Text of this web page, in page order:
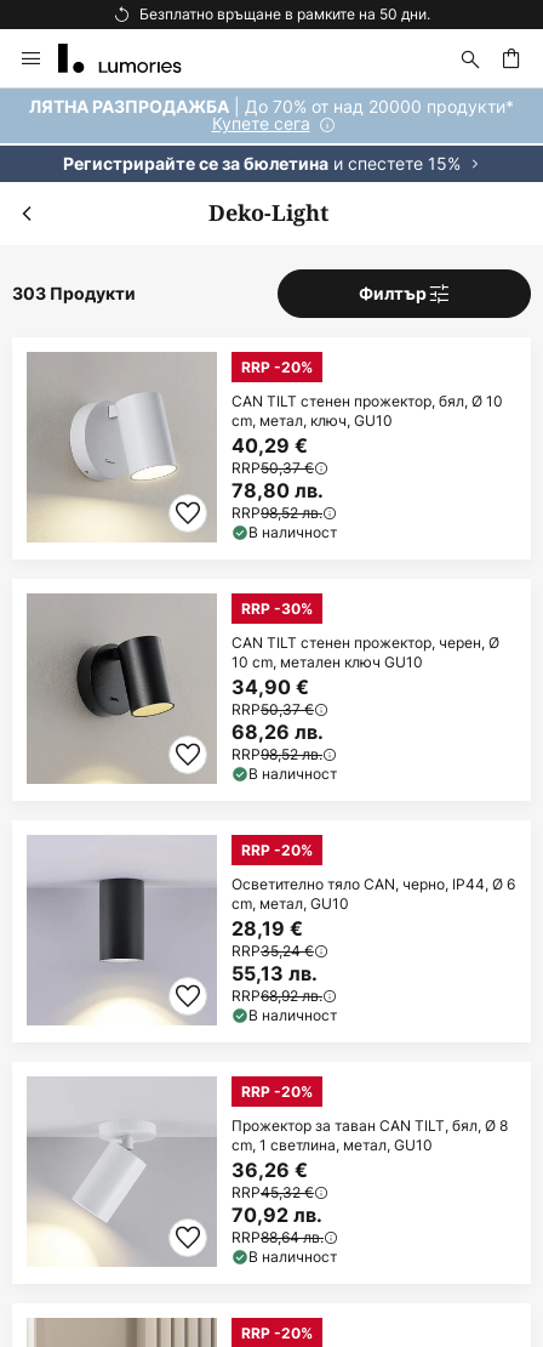
Безплатна доставка над 92 €.
Прескачане
към
съдържанието
ЛЯТНА РАЗПРОДАЖБА | До 70% от над 20000 продукти*
Купете сега
Регистрирайте се за бюлетинаи спестете 15%
Deko-Light
303 Продукти Филтър
RRP -20%
CAN TILT стенен прожектор, бял, Ø 10
cm, метал, ключ, GU10
40,29 €
RRP50,37 €
78,80 лв.
RRP98,52 лв.
В наличност
RRP -30%
CAN TILT стенен прожектор, черен, Ø
10 cm, метален ключ GU10
34,90 €
RRP50,37 €
68,26 лв.
RRP98,52 лв.
В наличност
RRP -20%
Осветително тяло CAN, черно, IP44, Ø 6
cm, метал, GU10
28,19 €
RRP35,24 €
55,13 лв.
RRP68,92 лв.
В наличност
RRP -20%
Прожектор за таван CAN TILT, бял, Ø 8
cm, 1 светлина, метал, GU10
36,26 €
RRP45,32 €
70,92 лв.
RRP88,64 лв.
В наличност
RRP -20%